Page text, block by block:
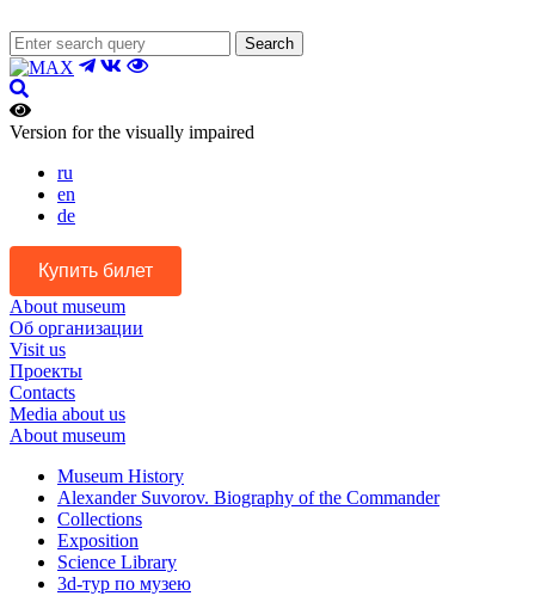
Search
Version for the visually impaired
ru
en
de
Купить билет
About museum
Об организации
Visit us
Проекты
Contacts
Media about us
About museum
Museum History
Alexander Suvorov. Biography of the Commander
Collections
Exposition
Science Library
3d-тур по музею